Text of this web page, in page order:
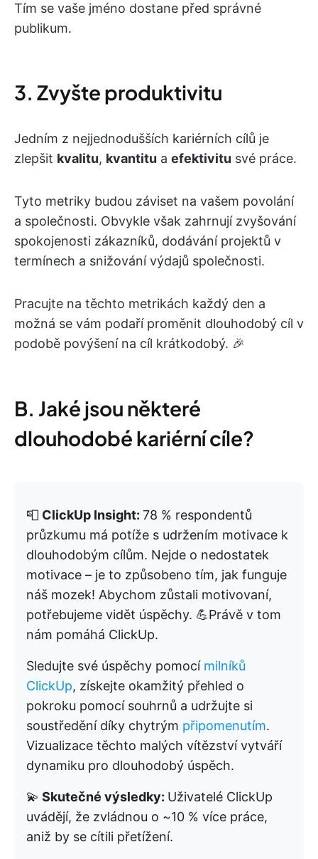
Tím se vaše jméno dostane před správné
publikum.
3. Zvyšte produktivitu
Jedním z nejjednodušších kariérních cílů je
zlepšit kvalitu, kvantitu a efektivitu své práce.
Tyto metriky budou záviset na vašem povolání
a společnosti. Obvykle však zahrnují zvyšování
spokojenosti zákazníků, dodávání projektů v
termínech a snižování výdajů společnosti.
Pracujte na těchto metrikách každý den a
možná se vám podaří proměnit dlouhodobý cíl v
podobě povýšení na cíl krátkodobý. 🎉
B. Jaké jsou některé
dlouhodobé kariérní cíle?
📮 ClickUp Insight: 78 % respondentů
průzkumu má potíže s udržením motivace k
dlouhodobým cílům. Nejde o nedostatek
motivace – je to způsobeno tím, jak funguje
náš mozek! Abychom zůstali motivovaní,
potřebujeme vidět úspěchy. 💪Právě v tom
nám pomáhá ClickUp.
Sledujte své úspěchy pomocí milníků
ClickUp, získejte okamžitý přehled o
pokroku pomocí souhrnů a udržujte si
soustředění díky chytrým připomenutím.
Vizualizace těchto malých vítězství vytváří
dynamiku pro dlouhodobý úspěch.
💫 Skutečné výsledky: Uživatelé ClickUp
uvádějí, že zvládnou o ~10 % více práce,
aniž by se cítili přetížení.